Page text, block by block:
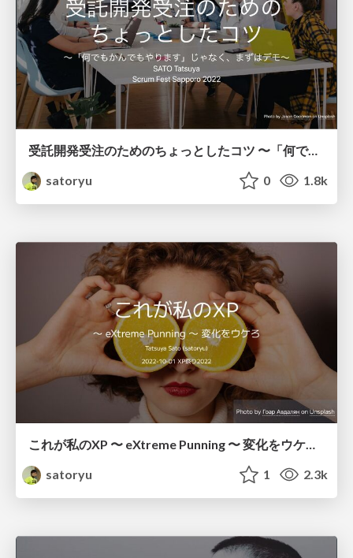
受託開発受注のためのちょっとしたコツ 〜「何でもかんでもやります」じゃなく、まずはデモ〜 / demonstation first
satoryu
0 1.8k
satoryu
1 2.3k